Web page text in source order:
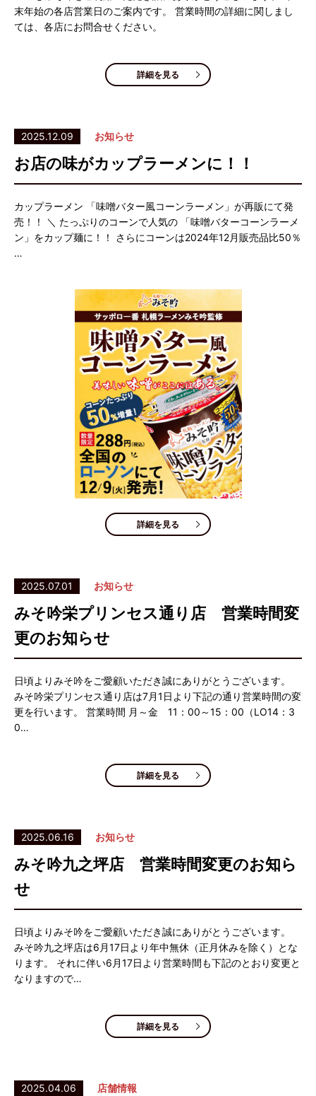
末年始の各店営業日のご案内です。 営業時間の詳細に関しまし
ては、各店にお問合せください。
詳細を見る
2025.12.09 お知らせ
お店の味がカップラーメンに！！
カップラーメン 「味噌バター風コーンラーメン」が再販にて発
売！！ ＼ たっぷりのコーンで人気の 「味噌バターコーンラーメ
ン」をカップ麺に！！ さらにコーンは2024年12月販売品比50％
…
詳細を見る
2025.07.01 お知らせ
みそ吟栄プリンセス通り店 営業時間変
更のお知らせ
日頃よりみそ吟をご愛顧いただき誠にありがとうございます。
みそ吟栄プリンセス通り店は7月1日より下記の通り営業時間の変
更を行います。 営業時間 月～金 11：00～15：00（LO14：3
0…
詳細を見る
2025.06.16 お知らせ
みそ吟九之坪店 営業時間変更のお知ら
せ
日頃よりみそ吟をご愛顧いただき誠にありがとうございます。
みそ吟九之坪店は6月17日より年中無休（正月休みを除く）とな
ります。 それに伴い6月17日より営業時間も下記のとおり変更と
なりますので…
詳細を見る
2025.04.06 店舗情報